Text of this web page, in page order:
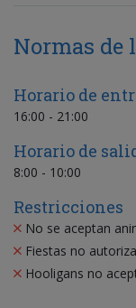
Normas de
Horario de
16:00 - 21:00
Horario de
8:00 - 10:00
Restricciones
No se aceptan
Fiestas no
Hooligans no